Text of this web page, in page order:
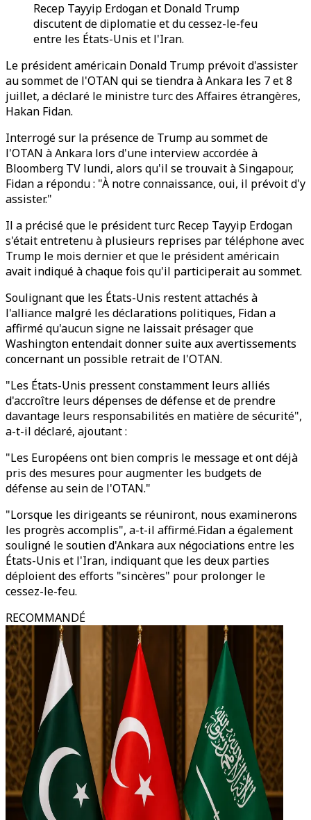
Recep Tayyip Erdogan et Donald Trump
discutent de diplomatie et du cessez-le-feu
entre les États-Unis et l'Iran.
Le président américain Donald Trump prévoit d'assister
au sommet de l'OTAN qui se tiendra à Ankara les 7 et 8
juillet, a déclaré le ministre turc des Affaires étrangères,
Hakan Fidan.
Interrogé sur la présence de Trump au sommet de
l'OTAN à Ankara lors d'une interview accordée à
Bloomberg TV lundi, alors qu'il se trouvait à Singapour,
Fidan a répondu : "À notre connaissance, oui, il prévoit d'y
assister."
Il a précisé que le président turc Recep Tayyip Erdogan
s'était entretenu à plusieurs reprises par téléphone avec
Trump le mois dernier et que le président américain
avait indiqué à chaque fois qu'il participerait au sommet.
Soulignant que les États-Unis restent attachés à
l'alliance malgré les déclarations politiques, Fidan a
affirmé qu'aucun signe ne laissait présager que
Washington entendait donner suite aux avertissements
concernant un possible retrait de l'OTAN.
"Les États-Unis pressent constamment leurs alliés
d'accroître leurs dépenses de défense et de prendre
davantage leurs responsabilités en matière de sécurité",
a-t-il déclaré, ajoutant :
"Les Européens ont bien compris le message et ont déjà
pris des mesures pour augmenter les budgets de
défense au sein de l'OTAN."
"Lorsque les dirigeants se réuniront, nous examinerons
les progrès accomplis", a-t-il affirmé.Fidan a également
souligné le soutien d'Ankara aux négociations entre les
États-Unis et l'Iran, indiquant que les deux parties
déploient des efforts "sincères" pour prolonger le
cessez-le-feu.
RECOMMANDÉ